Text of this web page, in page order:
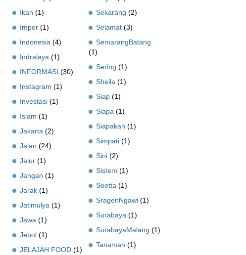
Ikan (1)
Impor (1)
Indonesia (4)
Indralaya (1)
INFORMASI (30)
Instagram (1)
Investasi (1)
Islam (1)
Jakarta (2)
Jalan (24)
Jalur (1)
Jangan (1)
Jarak (1)
Jatimulya (1)
Jawa (1)
Jebol (1)
JELAJAH FOOD (1)
Sekarang (2)
Selamat (3)
SemarangBatang
(1)
Sering (1)
Sheila (1)
Siap (1)
Siapa (1)
Siapakah (1)
Simpati (1)
Sini (2)
Sistem (1)
Soetta (1)
SragenNgawi (1)
Surabaya (1)
SurabayaMalang (1)
Tanaman (1)